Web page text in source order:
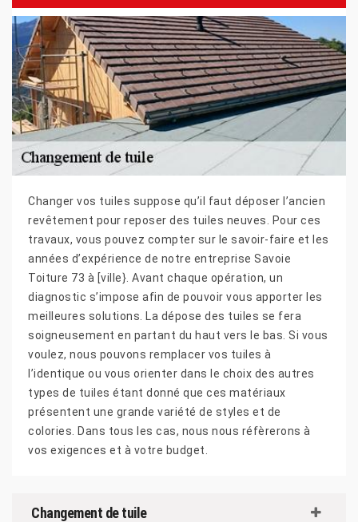
Changer vos tuiles suppose qu’il faut déposer l’ancien
revêtement pour reposer des tuiles neuves. Pour ces
travaux, vous pouvez compter sur le savoir-faire et les
années d’expérience de notre entreprise Savoie
Toiture 73 à [ville}. Avant chaque opération, un
diagnostic s’impose afin de pouvoir vous apporter les
meilleures solutions. La dépose des tuiles se fera
soigneusement en partant du haut vers le bas. Si vous
voulez, nous pouvons remplacer vos tuiles à
l’identique ou vous orienter dans le choix des autres
types de tuiles étant donné que ces matériaux
présentent une grande variété de styles et de
colories. Dans tous les cas, nous nous réfèrerons à
vos exigences et à votre budget.
Changement de tuile